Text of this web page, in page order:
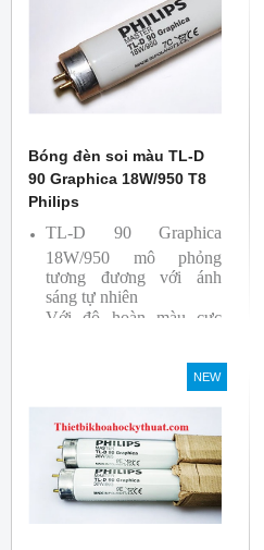
Bóng đèn soi màu TL-D
90 Graphica 18W/950 T8
Philips
TL-D 90 Graphica
18W/950 mô phỏng
tương đương với ánh
sáng tự nhiên
Với độ hoàn màu cực
Sản phẩm được sản xuất
bởi hãng Philips, xuất xứ
Ba lan
NEW